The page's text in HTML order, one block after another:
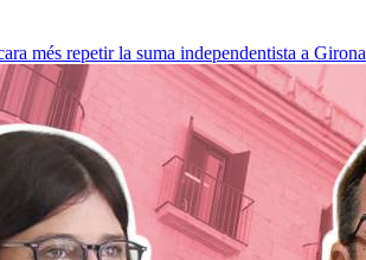
més repetir la suma independentista a Girona